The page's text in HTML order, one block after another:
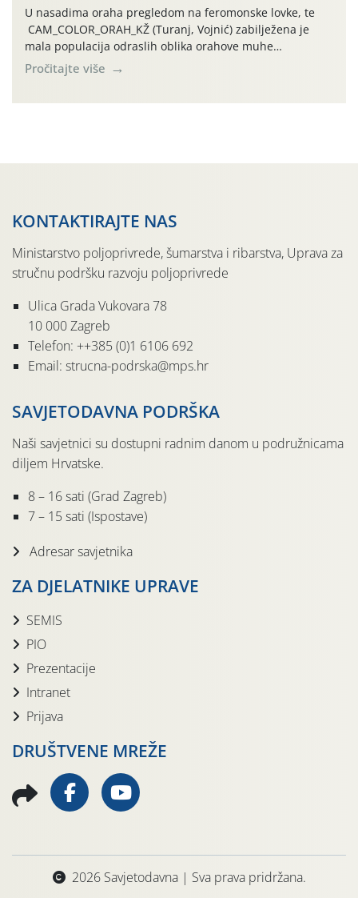
U nasadima oraha pregledom na feromonske lovke, te
CAM_COLOR_ORAH_KŽ (Turanj, Vojnić) zabilježena je
mala populacija odraslih oblika orahove muhe
(Rhagoletis completa). Niska brojnost može se objasniti
činjenicom da je riječ o mladim nasadima s vrlo malim
Pročitajte više
KONTAKTIRAJTE NAS
Ministarstvo poljoprivrede, šumarstva i ribarstva, Uprava za
stručnu podršku razvoju poljoprivrede
Ulica Grada Vukovara 78
10 000 Zagreb
Telefon: ++385 (0)1 6106 692
Email: strucna-podrska@mps.hr
SAVJETODAVNA PODRŠKA
Naši savjetnici su dostupni radnim danom u podružnicama
diljem Hrvatske.
8 – 16 sati (Grad Zagreb)
7 – 15 sati (Ispostave)
Adresar savjetnika
ZA DJELATNIKE UPRAVE
SEMIS
PIO
Prezentacije
Intranet
Prijava
DRUŠTVENE MREŽE
2026 Savjetodavna | Sva prava pridržana.